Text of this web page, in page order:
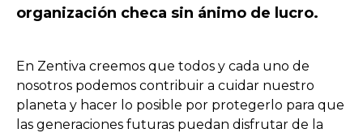
organización checa sin ánimo de lucro.
En Zentiva creemos que todos y cada uno de
nosotros podemos contribuir a cuidar nuestro
planeta y hacer lo posible por protegerlo para que
las generaciones futuras puedan disfrutar de la